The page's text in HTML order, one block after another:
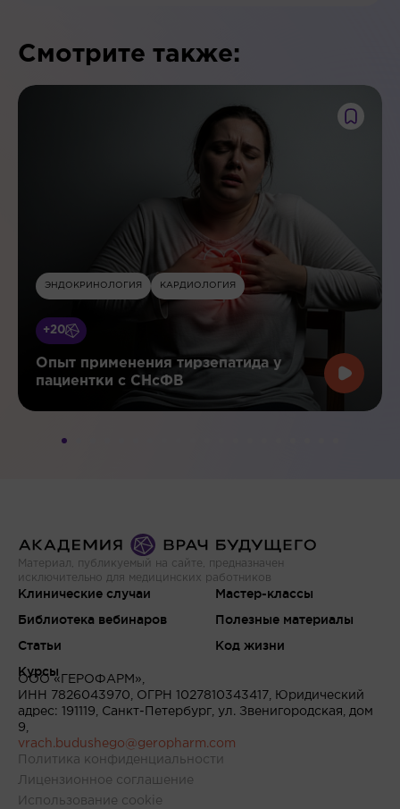
Смотрите также:
ЭНДОКРИНОЛОГИЯ КАРДИОЛОГИЯ
+20
Опыт применения тирзепатида у
пациентки с СНсФВ
Материал, публикуемый на сайте, предназначен
исключительно для медицинских работников
Клинические случаи
Библиотека вебинаров
Статьи
Курсы
Мастер-классы
Полезные материалы
Код жизни
ООО «ГЕРОФАРМ»,
ИНН 7826043970, ОГРН 1027810343417, Юридический
адрес: 191119, Санкт-Петербург, ул. Звенигородская, дом
9,
vrach.budushego@geropharm.com
Политика конфиденциальности
Лицензионное соглашение
Использование cookie